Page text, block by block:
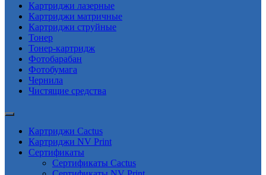
Картриджи лазерные
Картриджи матричные
Картриджи струйные
Тонер
Тонер-картридж
Фотобарабан
Фотобумага
Чернила
Чистящие средства
Картриджи Cactus
Картриджи NV Print
Сертификаты
Сертификаты Cactus